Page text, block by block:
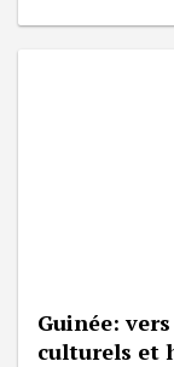
Guinée:
culturels et